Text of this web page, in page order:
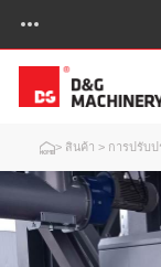
> สินค้า > การปรับ